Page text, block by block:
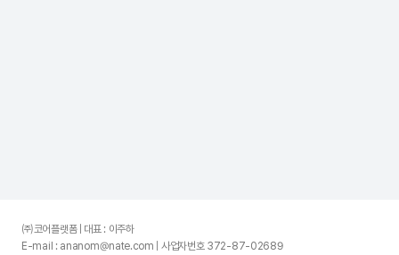
㈜코어플랫폼 | 대표 : 이주하
E-mail : ananom@nate.com | 사업자번호 372-87-02689